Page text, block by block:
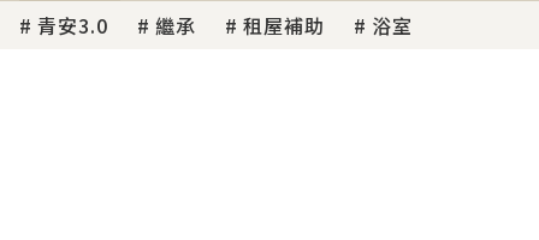
青安3.0 繼承 租屋補助 浴室